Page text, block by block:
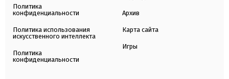
Политика
конфиденциальности
Политика использования
искусственного интеллекта
Политика
конфиденциальности
Архив
Карта сайта
Игры